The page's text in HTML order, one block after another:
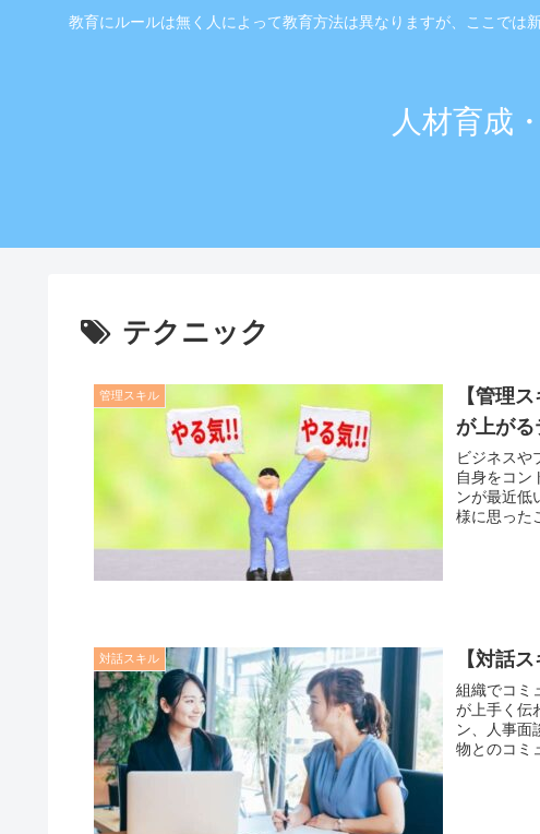
教育にルールは無く人によって教育方法は異なりますが、ここで
人材育成
テクニック
管理スキル
【管理
が上がる
ビジネスや
自身をコン
ンが最近低
様に思った
対話スキル 【対話
組織でコミ
が上手く伝
ン、人事面
物とのコミ